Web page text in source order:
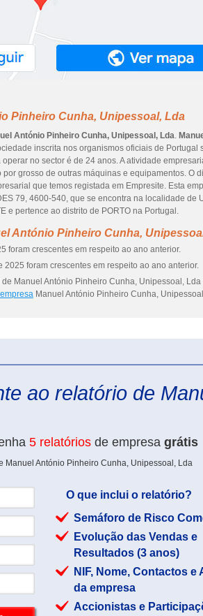
Pinheiro Cunha, Unipessoal, Lda
António Pinheiro Cunha, Unipessoal, Lda.
inscrita nos organismos oficiais de Portugal
no sector é de 24 anos. A atividade
grosso de outras máquinas e equipamentos. O
que temos registada em Empresite. Esta
79, 4600-540, que se encontra na localidade de
e pertence ao distrito de PORTO na Portugal.
António Pinheiro Cunha,
foram crescentes em respeito ao ano anterior.
foram crescentes em respeito ao ano anterior.
Manuel António Pinheiro Cunha, Unipessoal, Lda
Manuel António Pinheiro Cunha,
ao relatório de
5 relatórios de empresa grátis
Manuel António Pinheiro Cunha, Unipessoal, Lda
O que inclui o relatório?
Semáforo de Risco
Evolução das Vendas e
Resultados (3 anos)
NIF, Nome, Contactos e
da empresa
Accionistas e